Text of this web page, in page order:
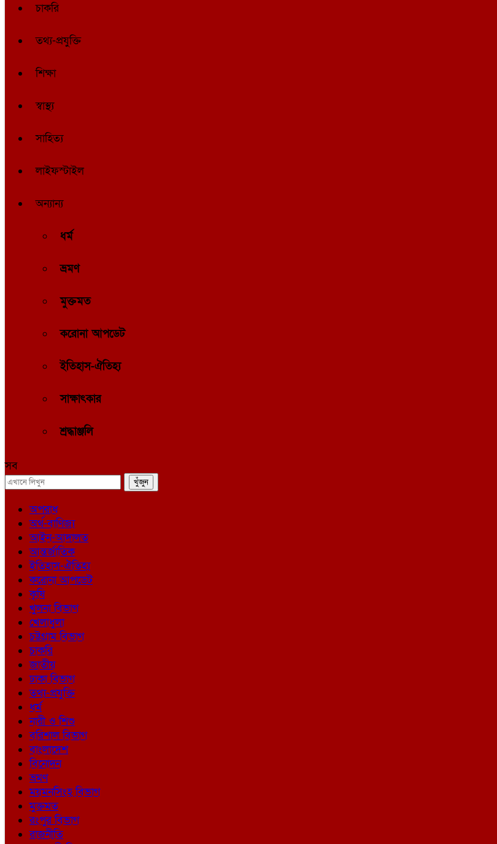
চাকরি
তথ্য-প্রযুক্তি
শিক্ষা
স্বাস্থ্য
সাহিত্য
লাইফস্টাইল
অন্যান্য
ধর্ম
ভ্রমণ
মুক্তমত
করোনা আপডেট
ইতিহাস-ঐতিহ্য
সাক্ষাৎকার
শ্রদ্ধাঞ্জলি
সব
অপরাধ
অর্থ-বাণিজ্য
আইন-আদালত
আন্তর্জাতিক
ইতিহাস-ঐতিহ্য
করোনা আপডেট
কৃষি
খুলনা বিভাগ
খেলাধুলা
চট্টগ্রাম বিভাগ
চাকরি
জাতীয়
ঢাকা বিভাগ
তথ্য-প্রযুক্তি
ধর্ম
নারী ও শিশু
বরিশাল বিভাগ
বাংলাদেশ
বিনোদন
ভ্রমণ
ময়মনসিংহ বিভাগ
মুক্তমত
রংপুর বিভাগ
রাজনীতি